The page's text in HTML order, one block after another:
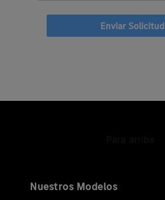
Enviar Solicitud
Nuestros Modelos